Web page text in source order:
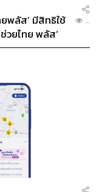
ยพลัส’ มีสิทธิใช้
วยไทย พลัส’
...